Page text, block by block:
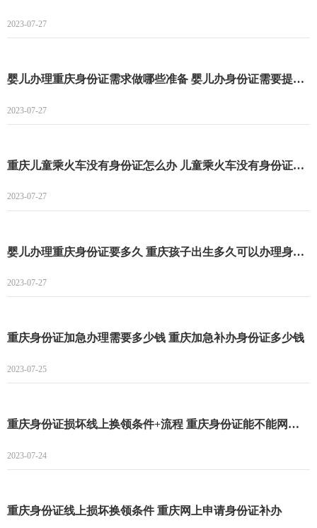
2023-07-27
婴儿办理重庆身份证需求做哪些准备 婴儿办身份证需要提供什么资料
2023-07-27
重庆儿童乘火车没有身份证怎么办 儿童乘火车没有身份证怎么乘
2023-07-27
婴儿办理重庆身份证要多久 重庆孩子出生多久可以办理身份证
2023-07-27
重庆身份证加急办理需要多少钱 重庆加急补办身份证多少钱
2023-07-25
重庆身份证损坏线上换领条件+流程 重庆身份证能不能网上补办
2023-07-24
重庆身份证线上损坏换领条件 重庆网上申请身份证补办